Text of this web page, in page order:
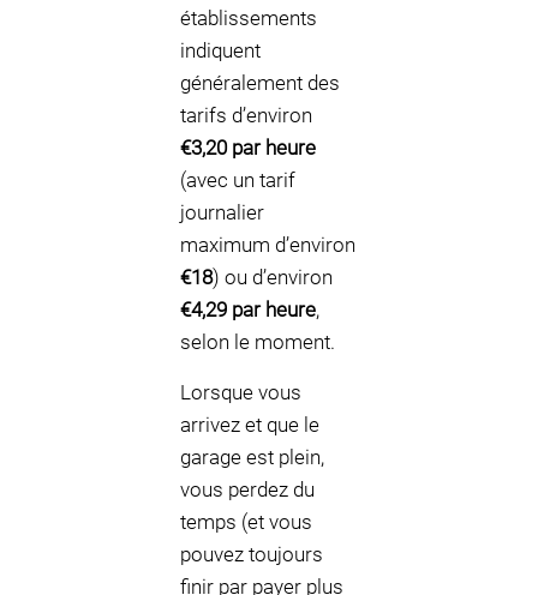
établissements
indiquent
généralement des
tarifs d’environ
€3,20 par heure
(avec un tarif
journalier
maximum d’environ
€18) ou d’environ
€4,29 par heure,
selon le moment.
Lorsque vous
arrivez et que le
garage est plein,
vous perdez du
temps (et vous
pouvez toujours
finir par payer plus